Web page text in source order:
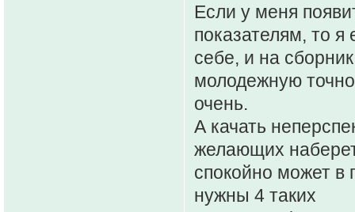
Если у меня
показателям, то я
себе, и на
молодежную
очень.
А качать
желающих
спокойно может в
нужны 4 таких